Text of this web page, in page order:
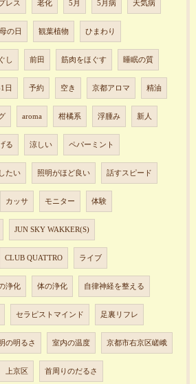
レス 老化 5月 5月病 天気病
母の日 観葉植物 ひまわり
し 前田 筋肉をほぐす 睡眠の質
日 予約 空き 京都アロマ 精油
aroma 柑橘系 浮腫み 新人
る 涼しい ペパーミント
たい 照明がほど良い 話すスピード
カッサ モニター 体験
JUN SKY WAKKER(S)
CLUB QUATTRO ライブ
浄化 体の浄化 自律神経を整える
セラピストマインド 足裏リフレ
の明るさ 室内の温度 京都市右京区嵯峨
上京区 首周りのだるさ